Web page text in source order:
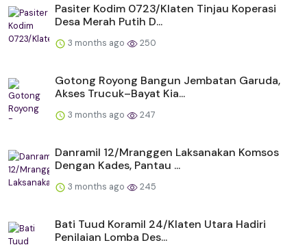
Pasiter Kodim 0723/Klaten Tinjau Koperasi
Desa Merah Putih D...
3 months ago 250
Gotong Royong Bangun Jembatan Garuda,
Akses Trucuk–Bayat Kia...
3 months ago 247
Danramil 12/Mranggen Laksanakan Komsos
Dengan Kades, Pantau ...
3 months ago 245
Bati Tuud Koramil 24/Klaten Utara Hadiri
Penilaian Lomba Des...